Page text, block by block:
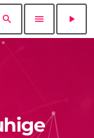
search menu play_arrow